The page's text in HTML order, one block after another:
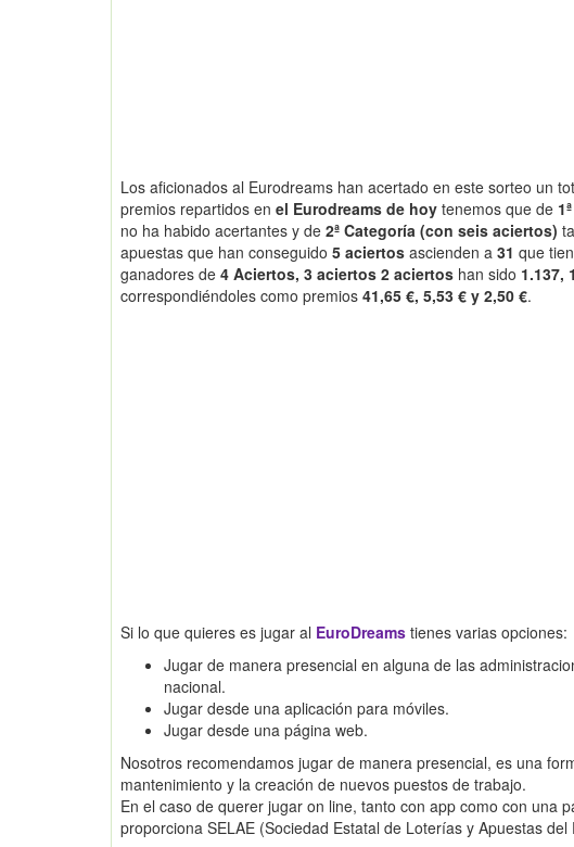
Los aficionados al Eurodreams han acertado en este sorteo un
premios repartidos en el Eurodreams de hoy tenemos que de
no ha habido acertantes y de 2ª Categoría (con seis aciertos)
apuestas que han conseguido 5 aciertos ascienden a 31 que
ganadores de 4 Aciertos, 3 aciertos 2 aciertos han sido 1.137,
correspondiéndoles como premios 41,65 €, 5,53 € y 2,50 €.
Si lo que quieres es jugar al EuroDreams tienes varias opciones:
Jugar de manera presencial en alguna de las
nacional.
Jugar desde una aplicación para móviles.
Jugar desde una página web.
Nosotros recomendamos jugar de manera presencial, es una
mantenimiento y la creación de nuevos puestos de trabajo.
En el caso de querer jugar on line, tanto con app como con una
proporciona SELAE (Sociedad Estatal de Loterías y Apuestas del